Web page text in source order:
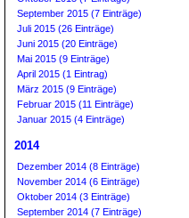
September 2015 (7 Einträge)
Juli 2015 (26 Einträge)
Juni 2015 (20 Einträge)
Mai 2015 (9 Einträge)
April 2015 (1 Eintrag)
März 2015 (9 Einträge)
Februar 2015 (11 Einträge)
Januar 2015 (4 Einträge)
2014
Dezember 2014 (8 Einträge)
November 2014 (6 Einträge)
Oktober 2014 (3 Einträge)
September 2014 (7 Einträge)